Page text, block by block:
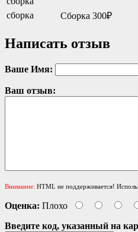
сборка
Сборка 300₽
Написать отзыв
Ваше Имя:
Ваш отзыв:
Внимание: HTML не поддерживается!
Оценка: Плохо
Введите код, указанный на